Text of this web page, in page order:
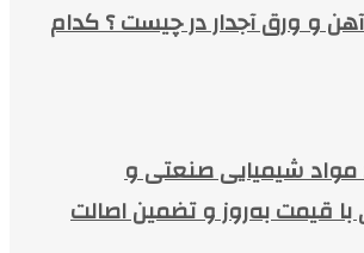
و ورق آجدار در چیست ؟ کدام
مواد شیمیایی صنعتی و
قیمت به‌روز و تضمین اصالت